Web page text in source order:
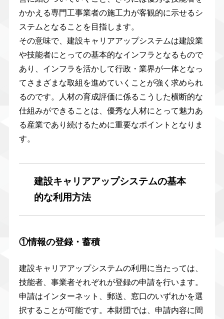
かかえる専門工事業者の施工力が客観的に示せるシ
ステムとなることを目指します。
その意味で、建設キャリアアップシステムは建設業
や技能者にとっての基本的なインフラとなるもので
あり、インフラを活かして行政・業界が一体となっ
てさまざまな取組を進めていくことが強く求められ
るのです。人材の育成評価に係るこうした横断的な
仕組みができることは、優秀な人材にとって魅力あ
る産業であり続けるために重要なポイントとなりま
す。
建設キャリアアップシステムの基本
的な利用方法
①情報の登録・蓄積
建設キャリアアップシステムの利用に当たっては、
技能者、事業者それぞれが登録の申請を行います。
申請はインターネット、郵送、窓口のいずれかを選
択することが可能です。本財団では、申請内容に間